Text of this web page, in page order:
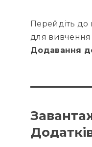
Перейдіть до
для вивчення
Додавання